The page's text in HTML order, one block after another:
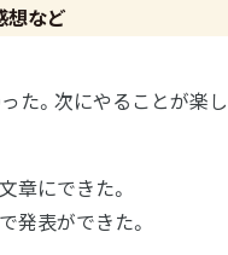
想など
た。次にやることが楽し
章にできた。
発表ができた。